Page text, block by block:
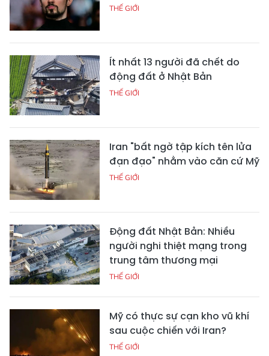
THẾ GIỚI
Ít nhất 13 người đã chết do
động đất ở Nhật Bản
THẾ GIỚI
Iran "bất ngờ tập kích tên lửa
đạn đạo" nhằm vào căn cứ Mỹ
THẾ GIỚI
Động đất Nhật Bản: Nhiều
người nghi thiệt mạng trong
trung tâm thương mại
THẾ GIỚI
Mỹ có thực sự cạn kho vũ khí
sau cuộc chiến với Iran?
THẾ GIỚI